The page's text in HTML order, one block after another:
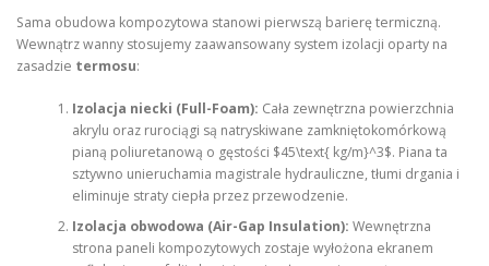
Sama obudowa kompozytowa stanowi pierwszą barierę termiczną.
Wewnątrz wanny stosujemy zaawansowany system izolacji oparty na
zasadzie termosu:
Izolacja niecki (Full-Foam): Cała zewnętrzna powierzchnia
akrylu oraz rurociągi są natryskiwane zamkniętokomórkową
pianą poliuretanową o gęstości $45\text{ kg/m}^3$. Piana ta
sztywno unieruchamia magistrale hydrauliczne, tłumi drgania i
eliminuje straty ciepła przez przewodzenie.
Izolacja obwodowa (Air-Gap Insulation): Wewnętrzna
strona paneli kompozytowych zostaje wyłożona ekranem